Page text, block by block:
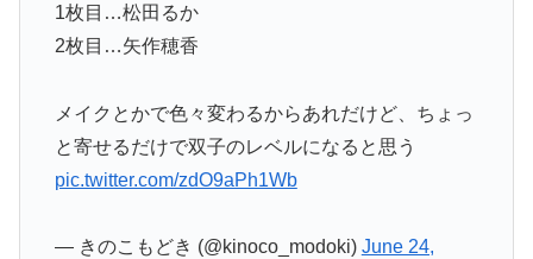
1枚目…松田るか
2枚目…矢作穂香
メイクとかで色々変わるからあれだけど、ちょっ
と寄せるだけで双子のレベルになると思う
pic.twitter.com/zdO9aPh1Wb
— きのこもどき (@kinoco_modoki) June 24,